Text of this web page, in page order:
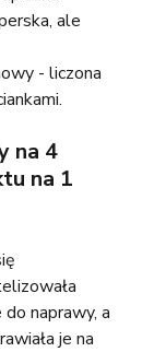
ale
- liczona
na 4
na 1
naprawy, a
je na